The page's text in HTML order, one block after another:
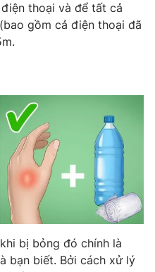
thoại và để tất cả
gồm cả điện thoại đã
bị bỏng đó chính là
bạn biết. Bởi cách xử lý